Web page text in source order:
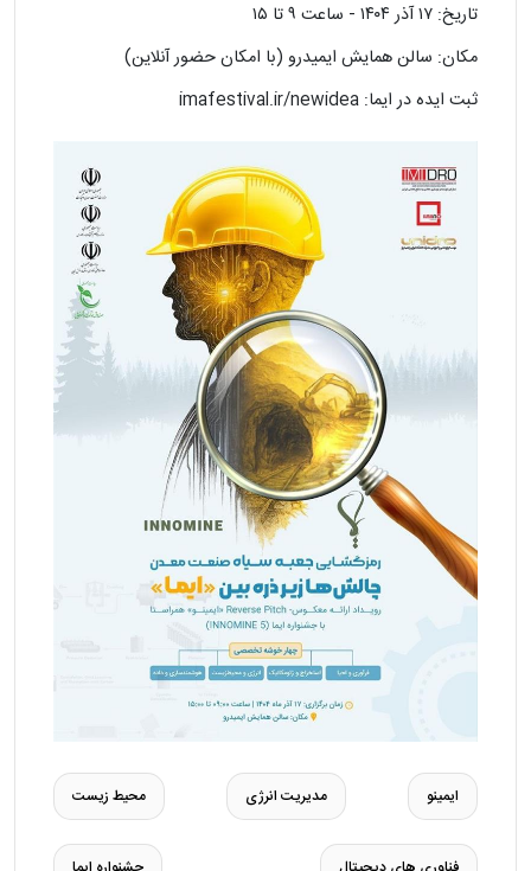
تاریخ: ۱۷ آذر ۱۴۰۴ - ساعت ۹ تا ۱۵
مکان: سالن همایش ایمیدرو (با امکان حضور آنلاین)
ثبت ایده در ایما: imafestival.ir/newidea
ایمینو مدیریت انرژی محیط‌ زیست